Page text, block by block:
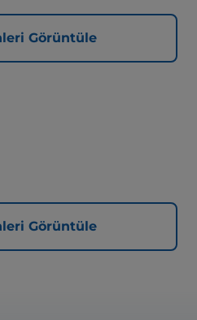
Görüntüle
Görüntüle